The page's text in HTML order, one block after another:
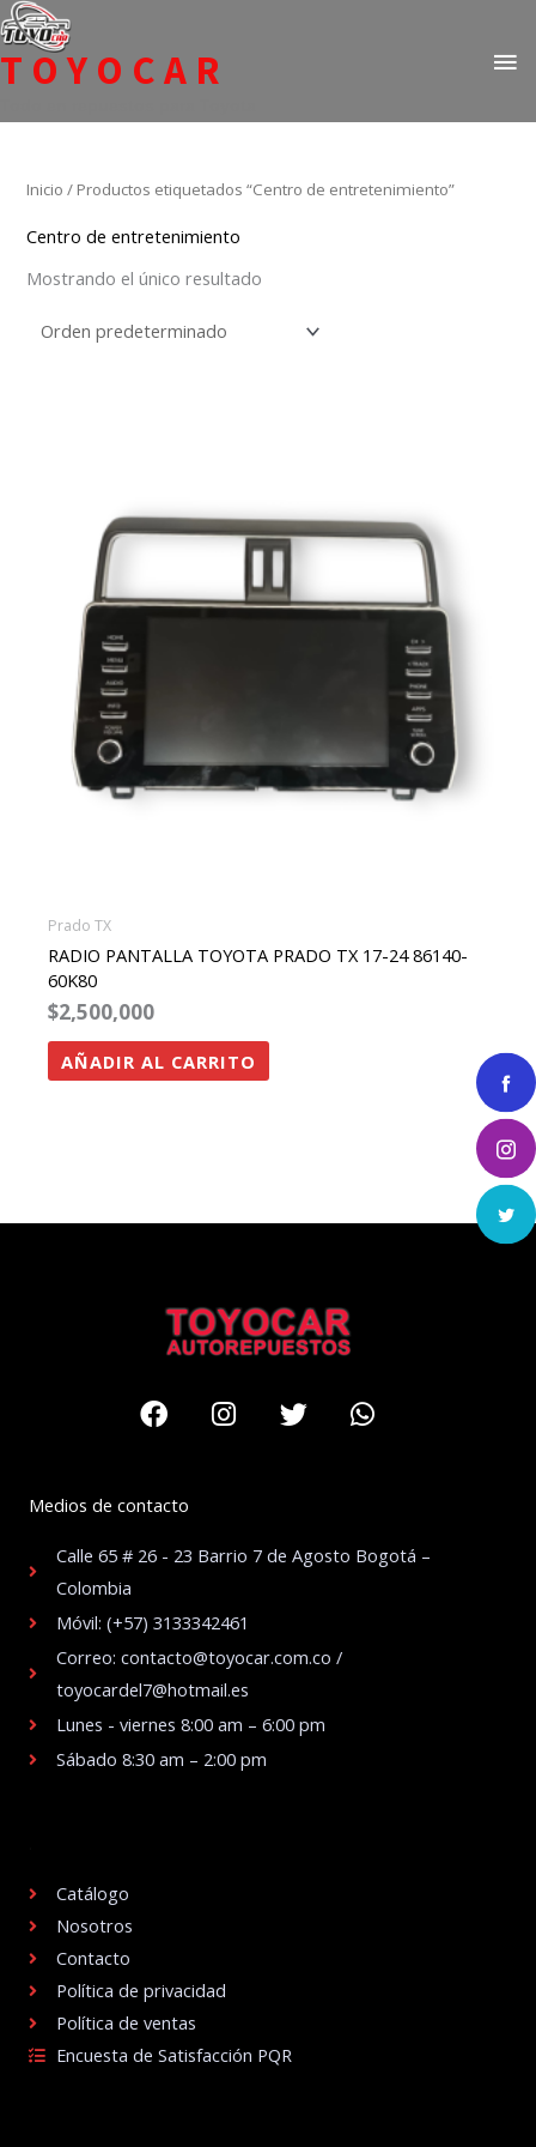
Ir
al
contenido
TOYOCAR
Inicio / Productos etiquetados “Centro de entretenimiento”
Centro de entretenimiento
Mostrando el único resultado
Prado TX
RADIO PANTALLA TOYOTA PRADO TX 17-24 86140-
60K80
$2,500,000
AÑADIR AL CARRITO
FacebookInstagram
TwitterWhatsapp
Medios de contacto
Calle 65 # 26 - 23 Barrio 7 de Agosto Bogotá –
Colombia
Móvil: (+57) 3133342461
Correo: contacto@toyocar.com.co /
toyocardel7@hotmail.es
Lunes - viernes 8:00 am – 6:00 pm
Sábado 8:30 am – 2:00 pm
Catálogo
Nosotros
Contacto
Política de privacidad
Política de ventas
Encuesta de Satisfacción PQR